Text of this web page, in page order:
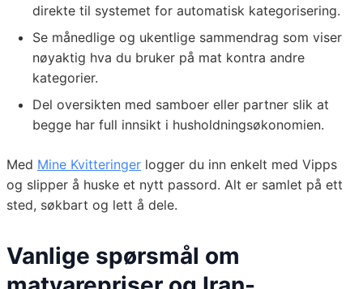
direkte til systemet for automatisk kategorisering.
Se månedlige og ukentlige sammendrag som viser
nøyaktig hva du bruker på mat kontra andre
kategorier.
Del oversikten med samboer eller partner slik at
begge har full innsikt i husholdningsøkonomien.
Med Mine Kvitteringer logger du inn enkelt med Vipps
og slipper å huske et nytt passord. Alt er samlet på ett
sted, søkbart og lett å dele.
Vanlige spørsmål om